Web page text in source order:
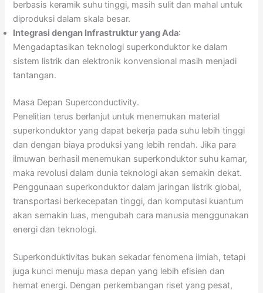
berbasis keramik suhu tinggi, masih sulit dan mahal untuk
diproduksi dalam skala besar.
Integrasi dengan Infrastruktur yang Ada:
Mengadaptasikan teknologi superkonduktor ke dalam
sistem listrik dan elektronik konvensional masih menjadi
tantangan.
Masa Depan Superconductivity.
Penelitian terus berlanjut untuk menemukan material
superkonduktor yang dapat bekerja pada suhu lebih tinggi
dan dengan biaya produksi yang lebih rendah. Jika para
ilmuwan berhasil menemukan superkonduktor suhu kamar,
maka revolusi dalam dunia teknologi akan semakin dekat.
Penggunaan superkonduktor dalam jaringan listrik global,
transportasi berkecepatan tinggi, dan komputasi kuantum
akan semakin luas, mengubah cara manusia menggunakan
energi dan teknologi.
Superkonduktivitas bukan sekadar fenomena ilmiah, tetapi
juga kunci menuju masa depan yang lebih efisien dan
hemat energi. Dengan perkembangan riset yang pesat,